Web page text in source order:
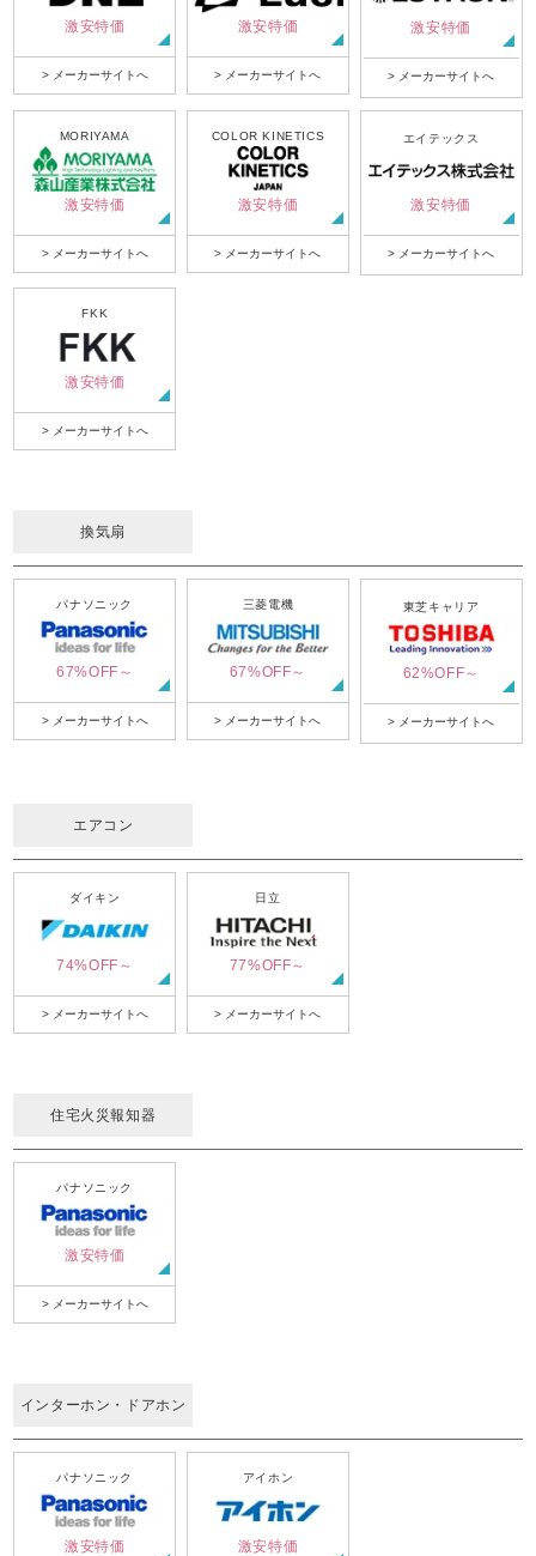
激安特価
> メーカーサイトへ
激安特価
> メーカーサイトへ
激安特価
> メーカーサイトへ
MORIYAMA
激安特価
> メーカーサイトへ
COLOR KINETICS
激安特価
> メーカーサイトへ
エイテックス
激安特価
> メーカーサイトへ
FKK
激安特価
> メーカーサイトへ
換気扇
パナソニック
67%OFF～
> メーカーサイトへ
三菱電機
67%OFF～
> メーカーサイトへ
東芝キャリア
62%OFF～
> メーカーサイトへ
エアコン
ダイキン
74%OFF～
> メーカーサイトへ
日立
77%OFF～
> メーカーサイトへ
住宅火災報知器
パナソニック
激安特価
> メーカーサイトへ
インターホン・ドアホン
パナソニック
激安特価
アイホン
激安特価